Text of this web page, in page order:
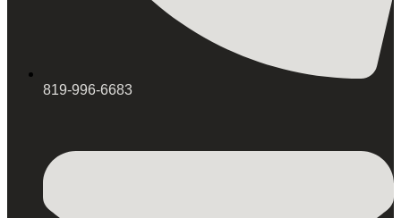
819-996-6683